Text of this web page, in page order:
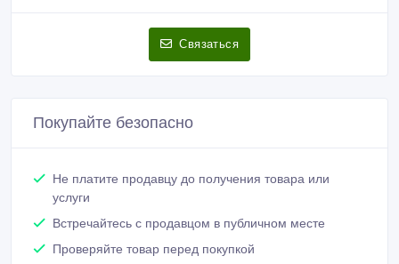
Связаться
Покупайте безопасно
Не платите продавцу до получения товара или
услуги
Встречайтесь с продавцом в публичном месте
Проверяйте товар перед покупкой